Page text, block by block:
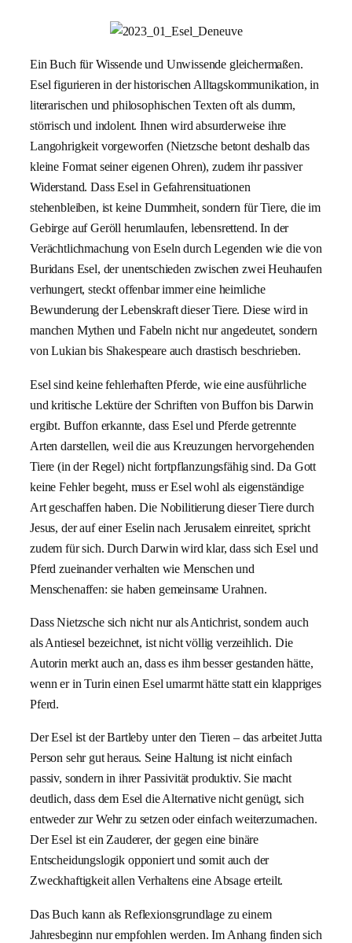
Ein Buch für Wissende und Unwissende gleichermaßen.
Esel figurieren in der historischen Alltagskommunikation, in
literarischen und philosophischen Texten oft als dumm,
störrisch und indolent. Ihnen wird absurderweise ihre
Langohrigkeit vorgeworfen (Nietzsche betont deshalb das
kleine Format seiner eigenen Ohren), zudem ihr passiver
Widerstand. Dass Esel in Gefahrensituationen
stehenbleiben, ist keine Dummheit, sondern für Tiere, die im
Gebirge auf Geröll herumlaufen, lebensrettend. In der
Verächtlichmachung von Eseln durch Legenden wie die von
Buridans Esel, der unentschieden zwischen zwei Heuhaufen
verhungert, steckt offenbar immer eine heimliche
Bewunderung der Lebenskraft dieser Tiere. Diese wird in
manchen Mythen und Fabeln nicht nur angedeutet, sondern
von Lukian bis Shakespeare auch drastisch beschrieben.
Esel sind keine fehlerhaften Pferde, wie eine ausführliche
und kritische Lektüre der Schriften von Buffon bis Darwin
ergibt. Buffon erkannte, dass Esel und Pferde getrennte
Arten darstellen, weil die aus Kreuzungen hervorgehenden
Tiere (in der Regel) nicht fortpflanzungsfähig sind. Da Gott
keine Fehler begeht, muss er Esel wohl als eigenständige
Art geschaffen haben. Die Nobilitierung dieser Tiere durch
Jesus, der auf einer Eselin nach Jerusalem einreitet, spricht
zudem für sich. Durch Darwin wird klar, dass sich Esel und
Pferd zueinander verhalten wie Menschen und
Menschenaffen: sie haben gemeinsame Urahnen.
Dass Nietzsche sich nicht nur als Antichrist, sondern auch
als Antiesel bezeichnet, ist nicht völlig verzeihlich. Die
Autorin merkt auch an, dass es ihm besser gestanden hätte,
wenn er in Turin einen Esel umarmt hätte statt ein klappriges
Pferd.
Der Esel ist der Bartleby unter den Tieren – das arbeitet Jutta
Person sehr gut heraus. Seine Haltung ist nicht einfach
passiv, sondern in ihrer Passivität produktiv. Sie macht
deutlich, dass dem Esel die Alternative nicht genügt, sich
entweder zur Wehr zu setzen oder einfach weiterzumachen.
Der Esel ist ein Zauderer, der gegen eine binäre
Entscheidungslogik opponiert und somit auch der
Zweckhaftigkeit allen Verhaltens eine Absage erteilt.
Das Buch kann als Reflexionsgrundlage zu einem
Jahresbeginn nur empfohlen werden. Im Anhang finden sich